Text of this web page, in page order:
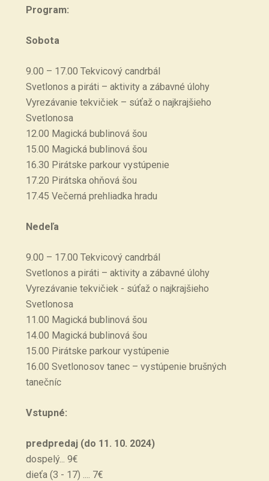
Program:
Sobota
9.00 – 17.00 Tekvicový candrbál
Svetlonos a piráti – aktivity a zábavné úlohy
Vyrezávanie tekvičiek – súťaž o najkrajšieho
Svetlonosa
12.00 Magická bublinová šou
15.00 Magická bublinová šou
16.30 Pirátske parkour vystúpenie
17.20 Pirátska ohňová šou
17.45 Večerná prehliadka hradu
Nedeľa
9.00 – 17.00 Tekvicový candrbál
Svetlonos a piráti – aktivity a zábavné úlohy
Vyrezávanie tekvičiek - súťaž o najkrajšieho
Svetlonosa
11.00 Magická bublinová šou
14.00 Magická bublinová šou
15.00 Pirátske parkour vystúpenie
16.00 Svetlonosov tanec – vystúpenie brušných
tanečníc
Vstupné:
predpredaj (do 11. 10. 2024)
dospelý... 9€
dieťa (3 - 17) .... 7€